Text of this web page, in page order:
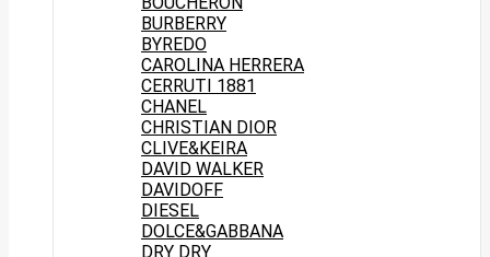
BURBERRY
BYREDO
CAROLINA HERRERA
CERRUTI 1881
CHANEL
CHRISTIAN DIOR
CLIVE&KEIRA
DAVID WALKER
DAVIDOFF
DIESEL
DOLCE&GABBANA
DRY DRY